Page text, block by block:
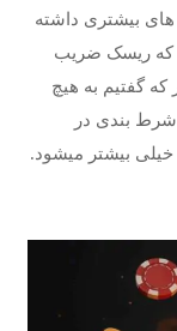
های بیشتری داشته
که ریسک ضریب
که گفتیم به هیچ
شرط بندی در
بیشتر میشود.